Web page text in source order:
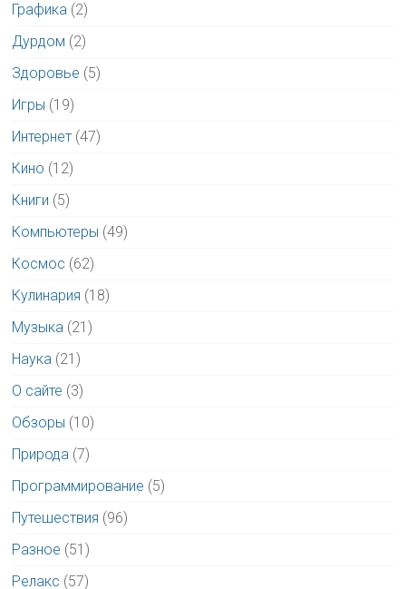
Графика (2)
Дурдом (2)
Здоровье (5)
Игры (19)
Интернет (47)
Кино (12)
Книги (5)
Компьютеры (49)
Космос (62)
Кулинария (18)
Музыка (21)
Наука (21)
О сайте (3)
Обзоры (10)
Природа (7)
Программирование (5)
Путешествия (96)
Разное (51)
Релакс (57)